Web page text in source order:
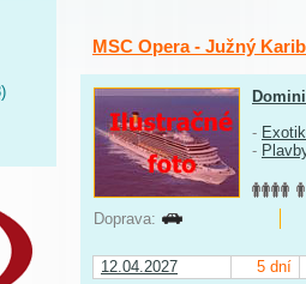
MSC Opera - Južný
-
-
Doprava:
12.04.2027 5 dní